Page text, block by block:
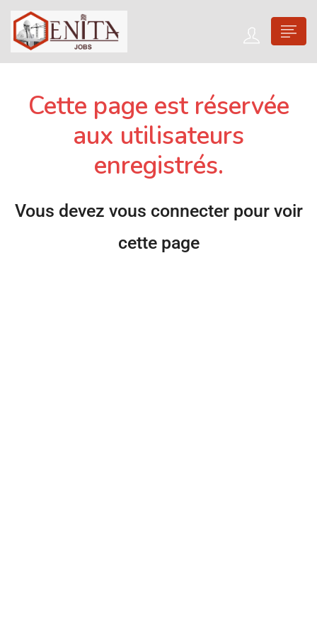
Cette page est réservée
aux utilisateurs
enregistrés.
Vous devez vous connecter pour voir
cette page